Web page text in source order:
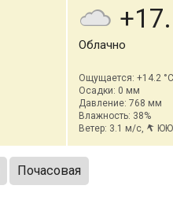
Облачно
Ощущается: +14.2 °C
Осадки: 0 мм
Давление: 768 мм
Влажность: 38%
Ветер: 3.1 м/с,
Почасовая